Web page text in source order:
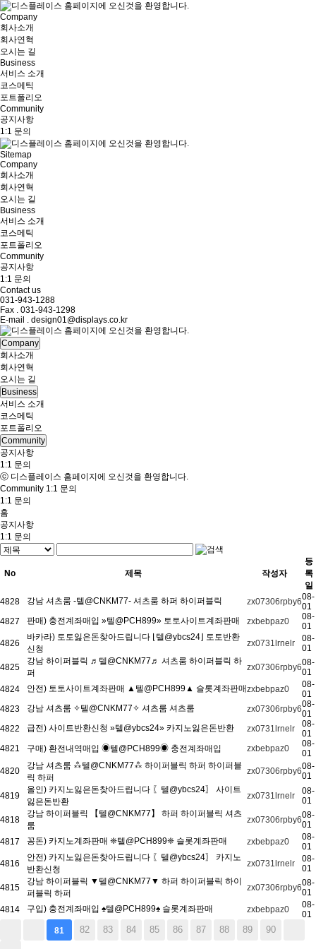
Company
회사소개
회사연혁
오시는 길
Business
서비스 소개
코스메틱
포트폴리오
Community
공지사항
1:1 문의
Sitemap
Company
회사소개
회사연혁
오시는 길
Business
서비스 소개
코스메틱
포트폴리오
Community
공지사항
1:1 문의
Contact us
031-943-1288
Fax . 031-943-1298
E-mail . design01@displays.co.kr
Company
회사소개
회사연혁
오시는 길
Business
서비스 소개
코스메틱
포트폴리오
Community
공지사항
1:1 문의
ⓒ 디스플레이스 홈페이지에 오신것을 환영합니다.
Community 1:1 문의
1:1 문의
홈
공지사항
1:1 문의
No 제목 작성자
등
록
일
4828
강남 셔츠룸 -텔@CNKM77- 셔츠룸 하퍼 하이퍼블릭 zx07306rpby608-
01
4827
판매) 충전계좌매입 »텔@PCH899» 토토사이트계좌판매 zxbebpaz0
08-
01
4826
바카라) 토토잃은돈찾아드립니다 ⌊텔@ybcs24⌋ 토토반환
신청
zx0731lrnelr
08-
01
4825
강남 하이퍼블릭 ♬텔@CNKM77♬ 셔츠룸 하이퍼블릭 하
퍼
zx07306rpby608-
01
4824
안전) 토토사이트계좌판매 ▲텔@PCH899▲ 슬롯계좌판매zxbebpaz0
08-
01
4823
강남 셔츠룸 ✧텔@CNKM77✧ 셔츠룸 셔츠룸 zx07306rpby608-
01
4822
급전) 사이트반환신청 »텔@ybcs24» 카지노잃은돈반환 zx0731lrnelr
08-
01
4821
구매) 환전내역매입 ◉텔@PCH899◉ 충전계좌매입 zxbebpaz0
08-
01
4820
강남 셔츠룸 ⁂텔@CNKM77⁂ 하이퍼블릭 하퍼 하이퍼블
릭 하퍼
zx07306rpby608-
01
4819
올인) 카지노잃은돈찾아드립니다 〖텔@ybcs24〗 사이트
잃은돈반환
zx0731lrnelr
08-
01
4818
강남 하이퍼블릭 【텔@CNKM77】 하퍼 하이퍼블릭 셔츠
룸
zx07306rpby608-
01
4817
꽁돈) 카지노계좌판매 ❈텔@PCH899❈ 슬롯계좌판매 zxbebpaz0
08-
01
4816
안전) 카지노잃은돈찾아드립니다 〖텔@ybcs24〗 카지노
반환신청
zx0731lrnelr
08-
01
4815
강남 하이퍼블릭 ▼텔@CNKM77▼ 하퍼 하이퍼블릭 하이
퍼블릭 하퍼
zx07306rpby608-
01
4814
구입) 충전계좌매입 ♠텔@PCH899♠ 슬롯계좌판매 zxbebpaz0
08-
01
81
82 83 84 85 86 87 88 89 90